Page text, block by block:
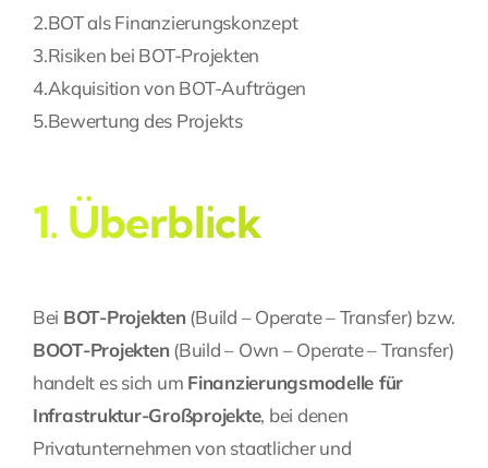
Fragen Sie Ihre Kanzlei
Kontakt
2.BOT als Finanzierungskonzept
3.Risiken bei BOT-Projekten
4.Akquisition von BOT-Aufträgen
5.Bewertung des Projekts
1. Überblick
Bei BOT-Projekten (Build – Operate – Transfer) bzw.
BOOT-Projekten (Build – Own – Operate – Transfer)
handelt es sich um Finanzierungsmodelle für
Infrastruktur-Großprojekte, bei denen
Privatunternehmen von staatlicher und